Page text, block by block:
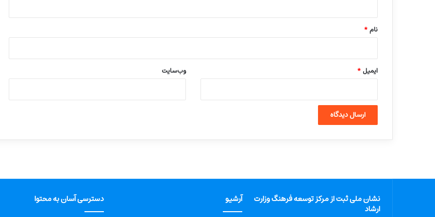
نام*
ایمیل* وب‌سایت
نشان ملی ثبت از مرکز توسعه فرهنگ وزارت
ارشاد
آرشیو دسترسی آسان به محتوا